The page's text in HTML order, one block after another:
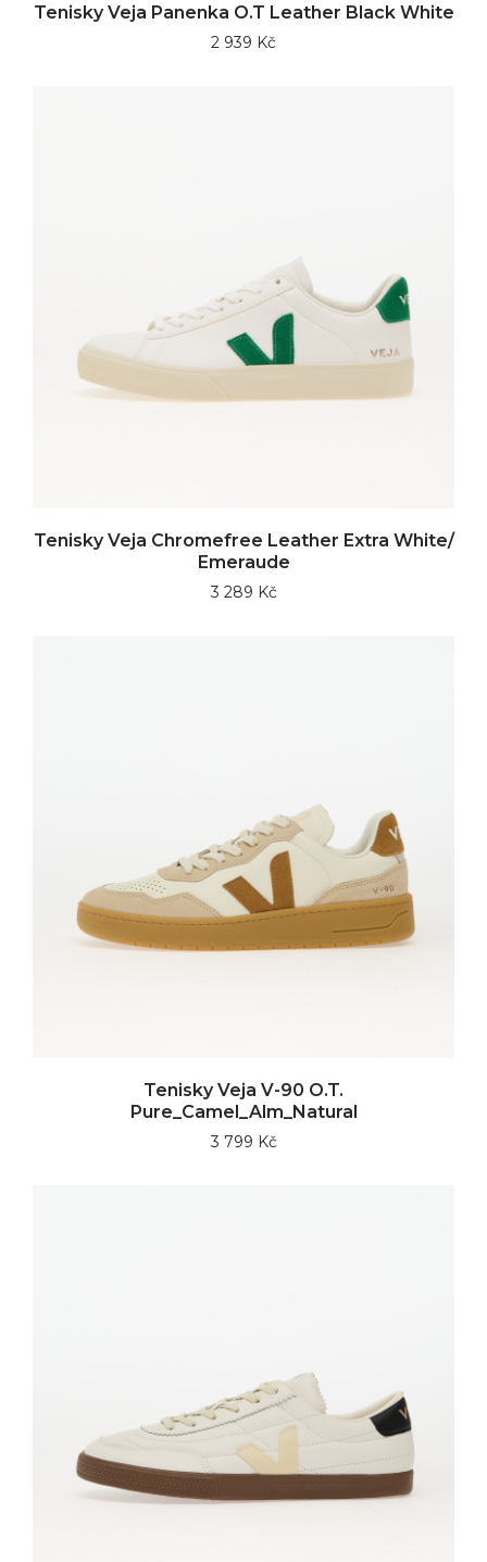
Tenisky Veja Panenka O.T Leather Black White
2 939 Kč
Tenisky Veja Chromefree Leather Extra White/
Emeraude
3 289 Kč
Tenisky Veja V-90 O.T.
Pure_Camel_Alm_Natural
3 799 Kč